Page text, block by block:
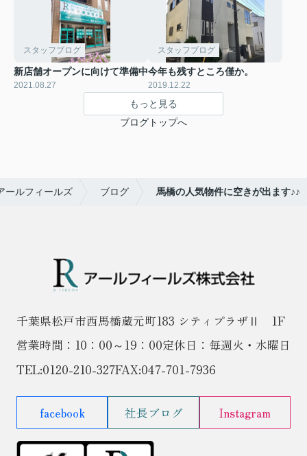
スタッフブログ
新店舗オープンに向けて準備中
2021.08.27
スタッフブログ
今年も残すところ僅か。
2019.12.22
もっと見る
ブログトップへ
ールフィールズ ブログ 馬橋の人気物件に空きが出ます♪♪
千葉県松戸市西馬橋蔵元町183 シティプラザⅡ 1F
営業時間：10：00～19：00定休日：毎週火・水曜日
TEL:0120-210-327FAX:047-701-7936
facebook 社長ブログ Instagram